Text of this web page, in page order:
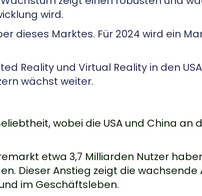
wird.
dieses Marktes. Für 2024 wird ein
Reality und Virtual Reality in den
wächst weiter.
wobei die USA und China
etwa 3,7 Milliarden Nutzer
Dieser Anstieg zeigt die
im Geschäftsleben.